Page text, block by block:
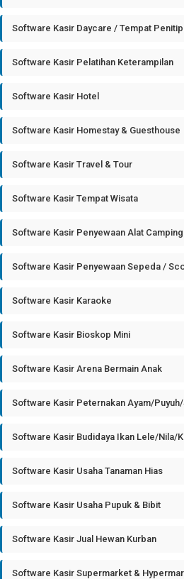
Software Kasir Daycare / Tempat
Software Kasir Pelatihan Keterampilan
Software Kasir Hotel
Software Kasir Homestay & Guesthouse
Software Kasir Travel & Tour
Software Kasir Tempat Wisata
Software Kasir Penyewaan Alat Camping
Software Kasir Penyewaan Sepeda /
Software Kasir Karaoke
Software Kasir Bioskop Mini
Software Kasir Arena Bermain Anak
Software Kasir Peternakan Ayam/
Software Kasir Budidaya Ikan Lele/Nila/
Software Kasir Usaha Tanaman Hias
Software Kasir Usaha Pupuk & Bibit
Software Kasir Jual Hewan Kurban
Software Kasir Supermarket &